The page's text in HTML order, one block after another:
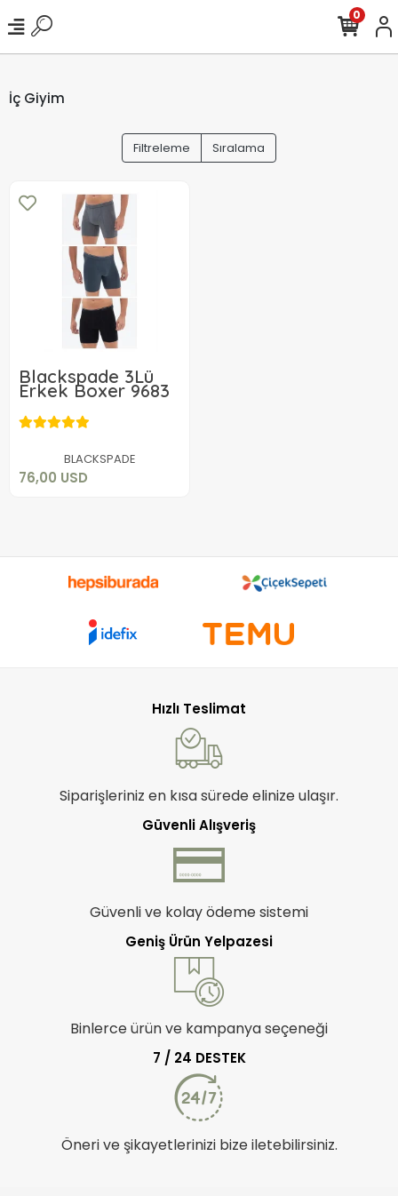
0
İç Giyim
Filtreleme Sıralama
Blackspade 3Lü
Erkek Boxer 9683
BLACKSPADE
76,00 USD
76,00 USD
Hızlı Teslimat
Siparişleriniz en kısa sürede elinize ulaşır.
Güvenli Alışveriş
Güvenli ve kolay ödeme sistemi
Geniş Ürün Yelpazesi
Binlerce ürün ve kampanya seçeneği
7 / 24 DESTEK
Öneri ve şikayetlerinizi bize iletebilirsiniz.